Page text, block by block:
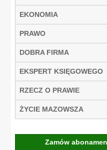
EKONOMIA
PRAWO
DOBRA FIRMA
EKSPERT KSIĘGOWEGO
RZECZ O PRAWIE
ŻYCIE MAZOWSZA
Zamów